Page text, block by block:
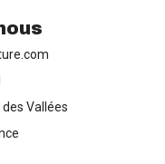
des Vallées